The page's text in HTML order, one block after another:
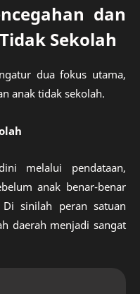
dan
Sekolah
dua fokus utama,
anak tidak sekolah.
melalui pendataan,
anak benar-benar
sinilah peran satuan
daerah menjadi sangat